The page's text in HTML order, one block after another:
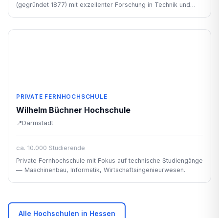
(gegründet 1877) mit exzellenter Forschung in Technik und
PRIVATE FERNHOCHSCHULE
Wilhelm Büchner Hochschule
Darmstadt
ca. 10.000 Studierende
Private Fernhochschule mit Fokus auf technische Studiengänge
— Maschinenbau, Informatik, Wirtschaftsingenieurwesen.
Alle Hochschulen in Hessen